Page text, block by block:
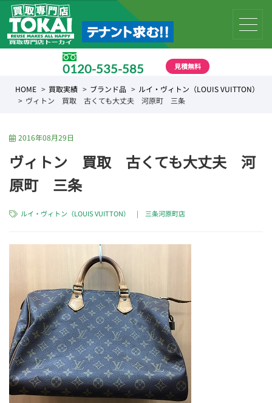
0120-535-585 見積無料
HOME 買取実績 ブランド品
ルイ・ヴィトン（LOUIS VUITTON）
ヴィトン 買取 古くても大丈夫 河原町 三条
2016年08月29日
ヴィトン 買取 古くても大丈夫 河
原町 三条
ルイ・ヴィトン（LOUIS VUITTON） | 三条河原町店